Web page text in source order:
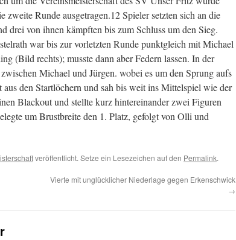
zweite Runde ausgetragen.12 Spieler setzten sich an die
drei von ihnen kämpften bis zum Schluss um den Sieg.
war bis zur vorletzten Runde punktgleich mit Michael
(Bild rechts); musste dann aber Federn lassen. In der
Michael und Jürgen. wobei es um den Sprung aufs
den Startlöchern und sah bis weit ins Mittelspiel wie der
Blackout und stellte kurz hintereinander zwei Figuren
um Brustbreite den 1. Platz, gefolgt von Olli und
veröffentlicht. Setze ein Lesezeichen auf den Permalink.
Vierte mit unglücklicher Niederlage gegen Erkenschwick
→